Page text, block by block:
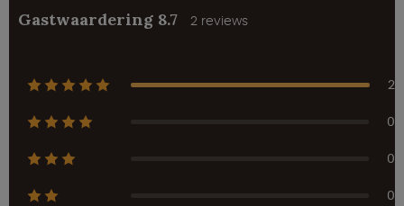
Gastwaardering 8.7 2 reviews
2
0
0
0